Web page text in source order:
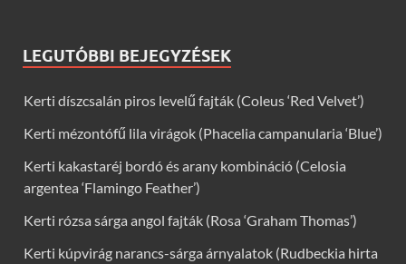
LEGUTÓBBI BEJEGYZÉSEK
Kerti díszcsalán piros levelű fajták (Coleus ‘Red Velvet’)
Kerti mézontófű lila virágok (Phacelia campanularia ‘Blue’)
Kerti kakastaréj bordó és arany kombináció (Celosia
argentea ‘Flamingo Feather’)
Kerti rózsa sárga angol fajták (Rosa ‘Graham Thomas’)
Kerti kúpvirág narancs-sárga árnyalatok (Rudbeckia hirta